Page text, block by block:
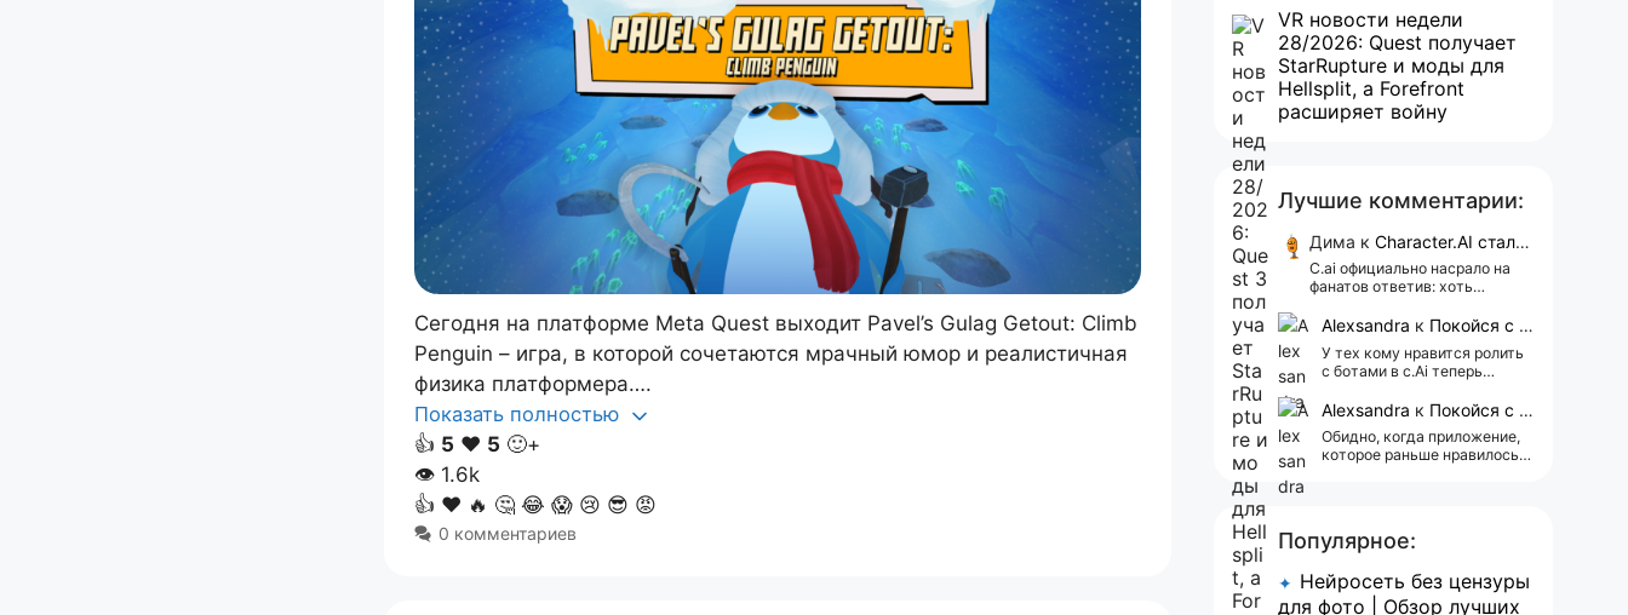
Сегодня на платформе Meta Quest выходит Pavel’s Gulag Getout: Climb
Penguin – игра, в которой сочетаются мрачный юмор и реалистичная
физика платформера….
Показать полностью
👍 5 ❤️ 5 🙂+
👁 1.6k
👍 ❤️ 🔥 🤔 😂 😱 😢 😎 😡
0 комментариев
VR новости недели
28/2026: Quest получает
StarRupture и моды для
Hellsplit, а Forefront
расширяет войну
Лучшие комментарии:
Дима кCharacter.AI стал ужасным. И, похоже, уже не может остановиться
C.ai официально насрало на
фанатов ответив: хоть
В AppStore звезды 4.2 либо
Alexsandra к Покойся с миром, Character.AI. Тебя убили собственные разработчики
У тех кому нравится ролить
с ботами в c.Ai теперь
АААААА 😁 ХВАТИТ 🤯😖😵‍💫
Alexsandra к Покойся с миром, Character.AI. Тебя убили собственные разработчики
Обидно, когда приложение,
которое раньше нравилось, а
Популярное:
✦ Нейросеть без цензуры
для фото | Обзор лучших